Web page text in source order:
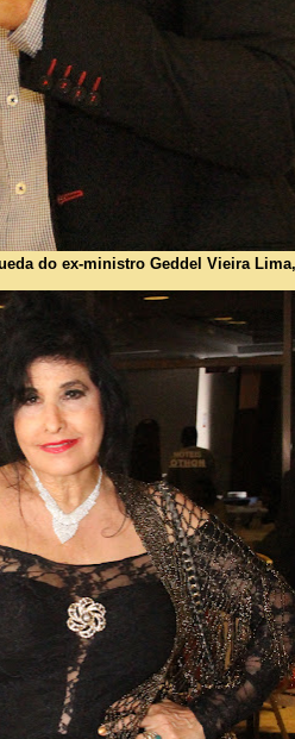
do ex-ministro Geddel Vieira Lima,